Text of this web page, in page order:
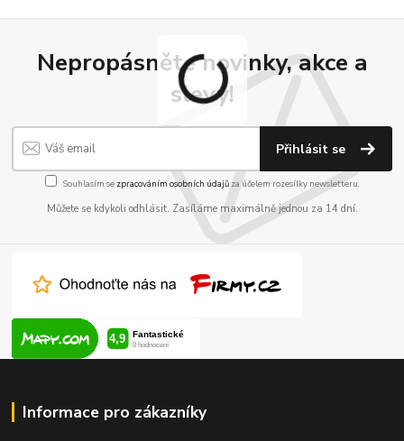
Nepropásněte novinky, akce a
slevy!
Přihlásit se
Souhlasím se zpracováním osobních údajůza účelem rozesílky newsletteru.
Můžete se kdykoli odhlásit. Zasíláme maximálně jednou za 14 dní.
Informace pro zákazníky